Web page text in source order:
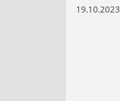
19.10.2023